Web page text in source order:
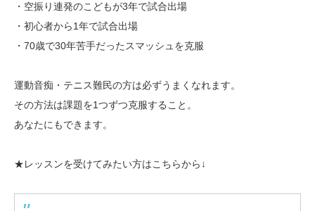
・空振り連発のこどもが3年で試合出場
・初心者から1年で試合出場
・70歳で30年苦手だったスマッシュを克服
運動音痴・テニス難民の方は必ずうまくなれます。
その方法は課題を1つずつ克服すること。
あなたにもできます。
★レッスンを受けてみたい方はこちらから↓